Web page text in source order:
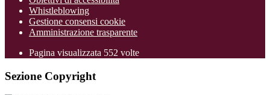
Whistleblowing
Gestione consensi cookie
Amministrazione trasparente
Pagina visualizzata 552 volte
Sezione Copyright